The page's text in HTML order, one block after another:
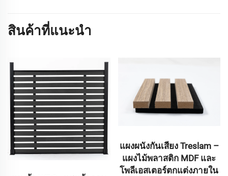
สินค้าที่แนะนำ
แผงผนังกันเสียง Treslam –
แผงไม้พลาสติก MDF และ